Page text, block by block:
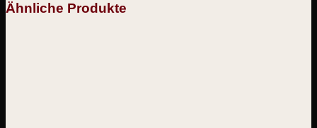
Ähnliche Produkte